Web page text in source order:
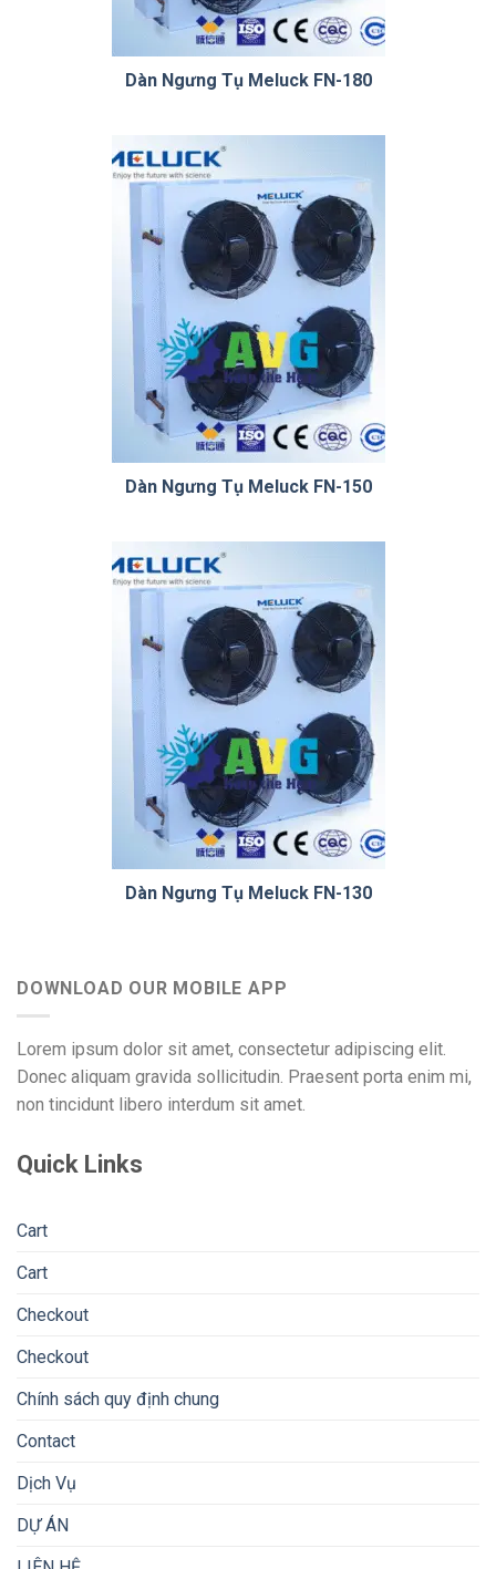
Dàn Ngưng Tụ Meluck FN-180
Dàn Ngưng Tụ Meluck FN-150
Dàn Ngưng Tụ Meluck FN-130
DOWNLOAD OUR MOBILE APP
Lorem ipsum dolor sit amet, consectetur adipiscing elit.
Donec aliquam gravida sollicitudin. Praesent porta enim mi,
non tincidunt libero interdum sit amet.
Quick Links
Cart
Cart
Checkout
Checkout
Chính sách quy định chung
Contact
Dịch Vụ
DỰ ÁN